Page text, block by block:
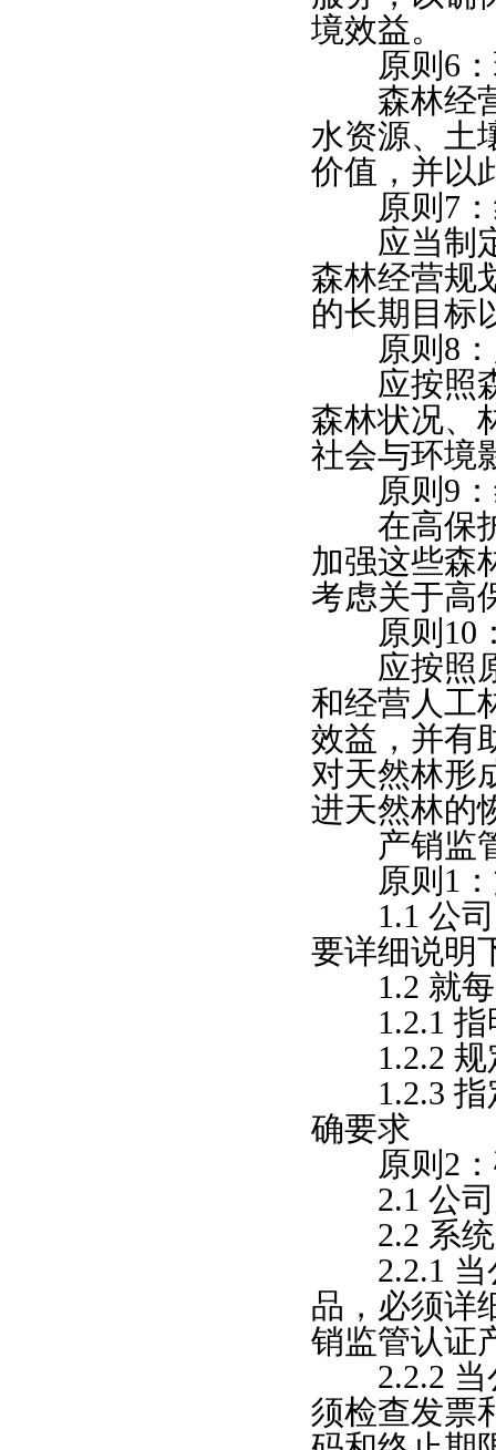
境效益。
原则6：
森林经营
水资源、土
价值，并以
原则7：
应当制定
森林经营规
的长期目标
原则8：
应按照森
森林状况、
社会与环境
原则9：
在高保护
加强这些森
考虑关于高
原则10
应按照原
和经营人工
效益，并有
对天然林形
进天然林的
产销监管
原则1：
1.1 公司
要详细说明
1.2 就每
1.2.1 指
1.2.2 规
1.2.3 指
确要求
原则2：
2.1 公司
2.2 系统
2.2.1 当
品，必须详
销监管认证
2.2.2 当
须检查发票